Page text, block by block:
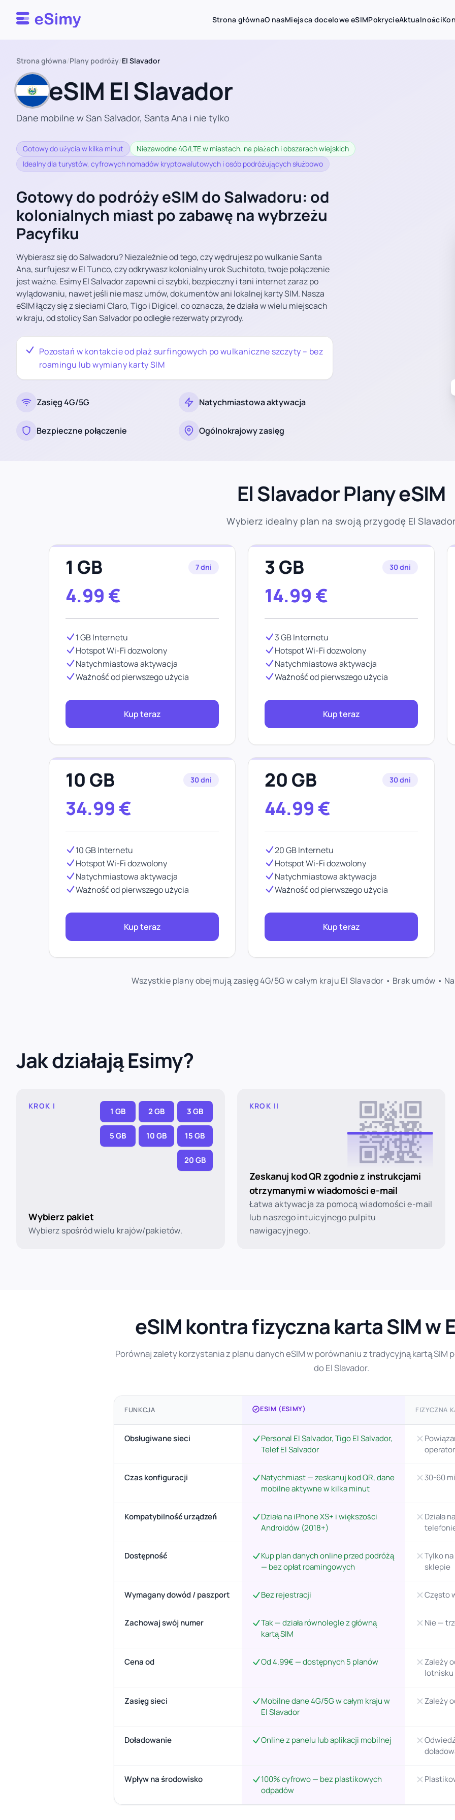
Esimy Strona głównaO nasMiejsca docelowe eSIMPokrycieAktualności
Strona główna/Plany podróży/El Slavador
eSIM El Slavador
Dane mobilne w San Salvador, Santa Ana i nie tylko
Gotowy do użycia w kilka minut
Niezawodne 4G/LTE w miastach, na plażach i obszarach wiejskich
Idealny dla turystów, cyfrowych nomadów kryptowalutowych i osób podróżujących służbowo
Gotowy do podróży eSIM do Salwadoru: od
kolonialnych miast po zabawę na wybrzeżu
Pacyfiku
Wybierasz się do Salwadoru? Niezależnie od tego, czy wędrujesz po wulkanie Santa
Ana, surfujesz w El Tunco, czy odkrywasz kolonialny urok Suchitoto, twoje połączenie
jest ważne. Esimy El Salvador zapewni ci szybki, bezpieczny i tani internet zaraz po
wylądowaniu, nawet jeśli nie masz umów, dokumentów ani lokalnej karty SIM. Nasza
eSIM łączy się z sieciami Claro, Tigo i Digicel, co oznacza, że działa w wielu miejscach
w kraju, od stolicy San Salvador po odległe rezerwaty przyrody.
Pozostań w kontakcie od plaż surfingowych po wulkaniczne szczyty – bez
roamingu lub wymiany karty SIM
Zasięg 4G/5G Natychmiastowa aktywacja
Bezpieczne połączenie Ogólnokrajowy zasięg
El Slavador Plany eSIM
Wybierz idealny plan na swoją przygodę El Slavador
1 GB 7 dni
4.99 €
1 GB Internetu
Hotspot Wi-Fi dozwolony
Natychmiastowa aktywacja
Ważność od pierwszego użycia
Kup teraz
3 GB 30 dni
14.99 €
3 GB Internetu
Hotspot Wi-Fi dozwolony
Natychmiastowa aktywacja
Ważność od pierwszego użycia
Kup teraz
10 GB 30 dni
34.99 €
10 GB Internetu
Hotspot Wi-Fi dozwolony
Natychmiastowa aktywacja
Ważność od pierwszego użycia
Kup teraz
20 GB 30 dni
44.99 €
20 GB Internetu
Hotspot Wi-Fi dozwolony
Natychmiastowa aktywacja
Ważność od pierwszego użycia
Kup teraz
Wszystkie plany obejmują zasięg 4G/5G w całym kraju El Slavador • Brak umów •
Jak działają Esimy?
KROK I
1 GB 2 GB 3 GB
5 GB 10 GB 15 GB
20 GB
Wybierz pakiet
Wybierz spośród wielu krajów/pakietów.
KROK II
Zeskanuj kod QR zgodnie z instrukcjami
otrzymanymi w wiadomości e-mail
Łatwa aktywacja za pomocą wiadomości e-mail
lub naszego intuicyjnego pulpitu
nawigacyjnego.
eSIM kontra fizyczna karta SIM w
Porównaj zalety korzystania z planu danych eSIM w porównaniu z tradycyjną kartą SIM
do El Slavador.
FUNKCJA ESIM (ESIMY) FIZYCZNA
Obsługiwane sieci
Personal El Salvador, Tigo El Salvador,
Telef El Salvador
Czas konfiguracji
Natychmiast — zeskanuj kod QR, dane
mobilne aktywne w kilka minut
30-60
Kompatybilność urządzeń
Działa na iPhone XS+ i większości
Androidów (2018+)
Działa
Dostępność
Kup plan danych online przed podróżą
— bez opłat roamingowych
Tylko
sklepie
Wymagany dowód / paszport Bez rejestracji Często
Zachowaj swój numer
Tak — działa równolegle z główną
kartą SIM
Nie —
Cena od Od 4.99€ — dostępnych 5 planów
Zależy
lotnisku
Zasięg sieci
Mobilne dane 4G/5G w całym kraju w
El Slavador
Zależy
Doładowanie Online z panelu lub aplikacji mobilnej
Wpływ na środowisko
100% cyfrowo — bez plastikowych
odpadów